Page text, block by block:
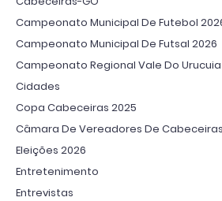
Campeonato Municipal De Futebol
Campeonato Municipal De Futsal 2026
Campeonato Regional Vale Do Urucuia
Cidades
Copa Cabeceiras 2025
Câmara De Vereadores De
Eleições 2026
Entretenimento
Entrevistas